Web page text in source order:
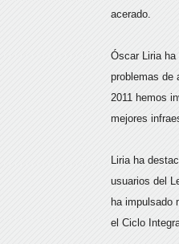
acerado.
Óscar Liria ha
problemas de
2011 hemos
mejores
Liria ha
usuarios del
ha impulsado
el Ciclo